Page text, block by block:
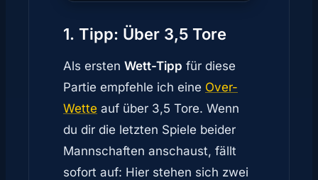
1. Tipp: Über 3,5 Tore
Als ersten Wett-Tipp für diese
Partie empfehle ich eine Over-
Wette auf über 3,5 Tore. Wenn
du dir die letzten Spiele beider
Mannschaften anschaust, fällt
sofort auf: Hier stehen sich zwei